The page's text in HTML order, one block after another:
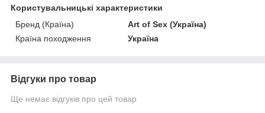
Користувальницькі характеристики
Бренд (Країна)
Art of Sex (Україна)
Країна походження
Україна
Відгуки про товар
Ще немає відгуків про цей товар